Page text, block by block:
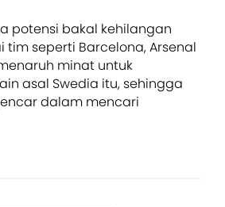
potensi bakal kehilangan
tim seperti Barcelona, Arsenal
minat untuk
asal Swedia itu, sehingga
dalam mencari